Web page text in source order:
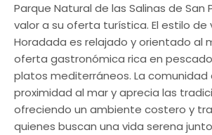
Parque Natural de las Salinas de San
valor a su oferta turística. El estilo de
Horadada es relajado y orientado al
oferta gastronómica rica en
platos mediterráneos. La comunidad
proximidad al mar y aprecia las
ofreciendo un ambiente costero y
quienes buscan una vida serena